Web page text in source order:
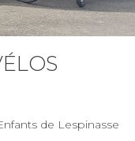
de Lespinasse